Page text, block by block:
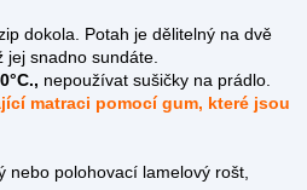
dokola.
Potah je dělitelný na dvě
snadno sundáte.
nepoužívat sušičky na prádlo.
matraci pomocí gum, které jsou
nebo polohovací lamelový rošt,